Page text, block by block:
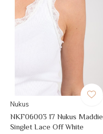
Nukus
NKF06003 17 Nukus Maddie
Singlet Lace Off White